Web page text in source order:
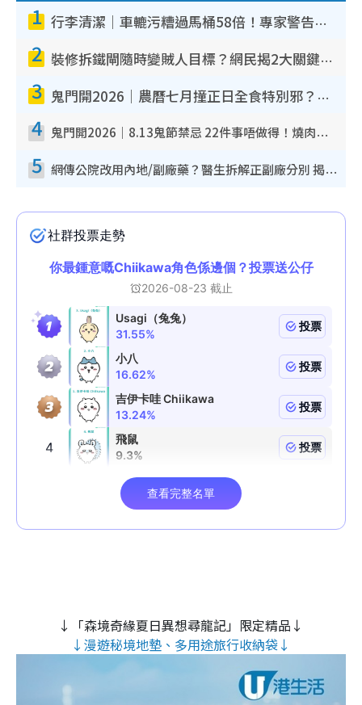
1 行李清潔｜車轆污糟過馬桶58倍！專家警告忌用酒精抹 教1招免污手除菌
2 裝修拆鐵閘隨時變賊人目標？網民揭2大關鍵用途：裝新式等於白裝？附新舊鐵閘分別
3 鬼門開2026｜農曆七月撞正日全食特別邪？專家警告切忌做一事！揭4大禁忌+2招保平安
4 鬼門開2026｜8.13鬼節禁忌 22件事唔做得！燒肉、刺身要少食？半夜勿吹口哨/打呢個電話
5 網傳公院改用內地/副廠藥？醫生拆解正副廠分別 揭4類人換藥隨時出事
↓「森境奇緣夏日異想尋龍記」限定精品↓
↓漫遊秘境地墊、多用途旅行收納袋↓